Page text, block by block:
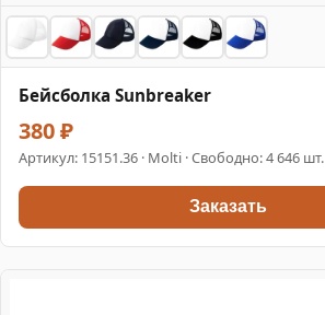
Бейсболка Sunbreaker
380 ₽
Артикул: 15151.36 · Molti · Свободно: 4 646 шт.
Заказать